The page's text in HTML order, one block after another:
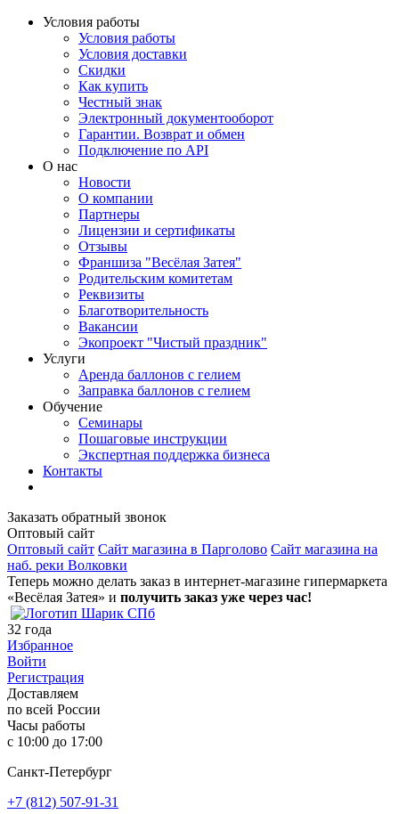
Условия работы
Условия работы
Условия доставки
Скидки
Как купить
Честный знак
Электронный документооборот
Гарантии. Возврат и обмен
Подключение по API
О нас
Новости
О компании
Партнеры
Лицензии и сертификаты
Отзывы
Франшиза "Весёлая Затея"
Родительским комитетам
Реквизиты
Благотворительность
Вакансии
Экопроект "Чистый праздник"
Услуги
Аренда баллонов с гелием
Заправка баллонов с гелием
Обучение
Семинары
Пошаговые инструкции
Экспертная поддержка бизнеса
Контакты
Заказать обратный звонок
Оптовый сайт
Оптовый сайт Сайт магазина в Парголово Сайт магазина на
наб. реки Волковки
Теперь можно делать заказ в интернет-магазине гипермаркета
«Весёлая Затея» и получить заказ уже через час!
32 года
Избранное
Войти
Регистрация
Доставляем
по всей России
Часы работы
с 10:00 до 17:00
Санкт-Петербург
+7 (812) 507-91-31